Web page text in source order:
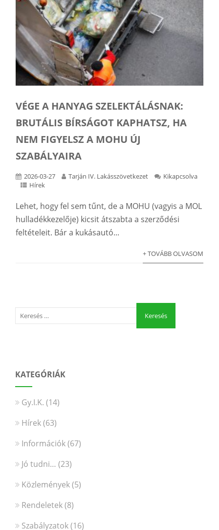
VÉGE A HANYAG SZELEKTÁLÁSNAK:
BRUTÁLIS BÍRSÁGOT KAPHATSZ, HA
NEM FIGYELSZ A MOHU ÚJ
SZABÁLYAIRA
2026-03-27 Tarján IV. Lakásszövetkezet
Kikapcsolva
Hírek
Lehet, hogy fel sem tűnt, de a MOHU (vagyis a MOL
hulladékkezelője) kicsit átszabta a szerződési
feltételeit. Bár a kukásautó...
+ TOVÁBB OLVASOM
KATEGÓRIÁK
Gy.I.K. (14)
Hírek(63)
Információk(67)
Jó tudni… (23)
Közlemények(5)
Rendeletek(8)
Szabályzatok(16)